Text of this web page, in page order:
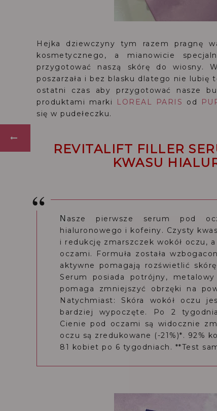
Hejka dziewczyny tym razem pragnę
kosmetycznego, a mianowicie
przygotować naszą skórę do wiosny.
poszarzała i bez blasku dlatego nie lubię
ostatni czas aby przygotować nasze
produktami marki
LOREAL PARIS od
się w pudełeczku.
REVITALIFT FILLER
KWASU
N asze pierwsze serum pod
hialuronowego i kofeiny. Czysty
i redukcję zmarszczek wokół oczu,
oczami. Formuła została
aktywne pomagają rozświetlić
Serum posiada potrójny,
pomaga zmniejszyć obrzęki na
Natychmiast: Skóra wokół oczu
bardziej wypoczęte. Po 2
Cienie pod oczami są widocznie
oczu są zredukowane (-21%)*. 92%
81 kobiet po 6 tygodniach. **Test